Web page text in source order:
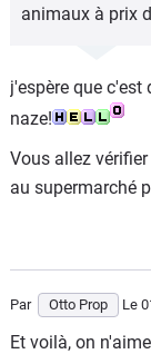
animaux à prix
j'espère que c'est
naze!
Vous allez
au supermarché
Par Otto Prop Le
Et voilà, on